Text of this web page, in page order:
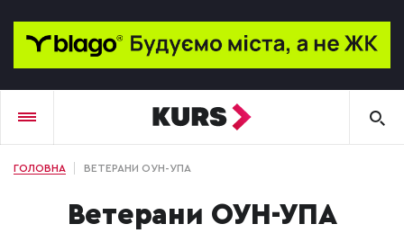
ГОЛОВНА ВЕТЕРАНИ ОУН-УПА
ветерани ОУН-УПА